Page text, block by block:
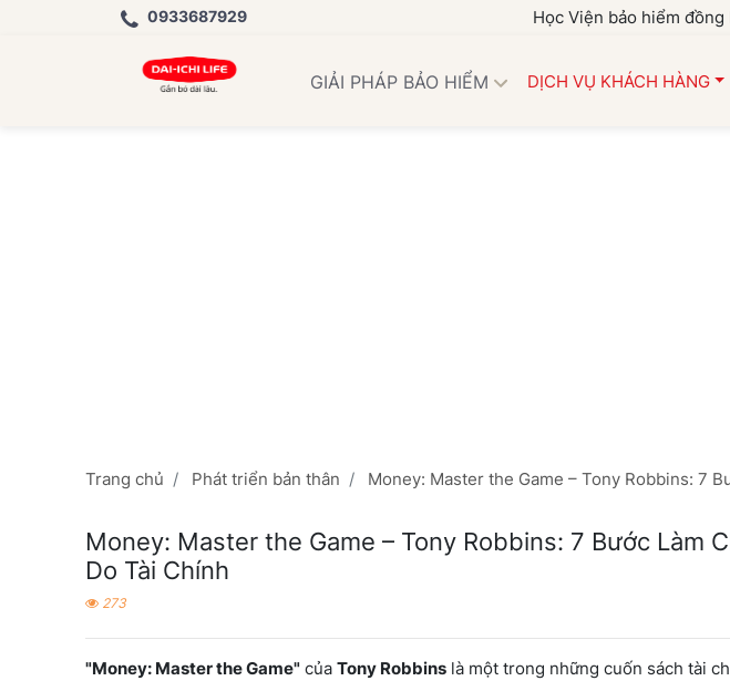
0933687929 Học Viện bảo hiểm đồng hành
GIẢI PHÁP BẢO HIỂM DỊCH VỤ KHÁCH HÀNG
Trang chủ Phát triển bản thân Money: Master the Game – Tony Robbins: 7
Money: Master the Game – Tony Robbins: 7 Bước Làm
Do Tài Chính
273
"Money: Master the Game" của Tony Robbins là một trong những cuốn sách tài